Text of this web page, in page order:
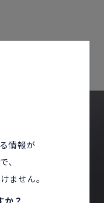
情報が
、
ません。